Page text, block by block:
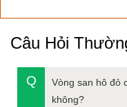
Câu Hỏi
Vòng san hô đỏ
không?